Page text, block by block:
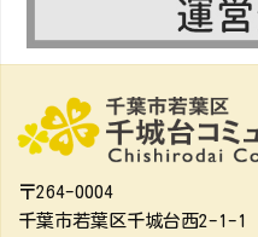
〒264-0004
千葉市若葉区千城台西2-1-1